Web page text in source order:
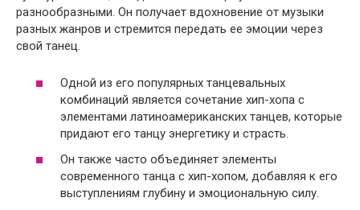
разнообразными. Он получает вдохновение от музыки
разных жанров и стремится передать ее эмоции через
свой танец.
Одной из его популярных танцевальных
комбинаций является сочетание хип-хопа с
элементами латиноамериканских танцев, которые
придают его танцу энергетику и страсть.
Он также часто объединяет элементы
современного танца с хип-хопом, добавляя к его
выступлениям глубину и эмоциональную силу.